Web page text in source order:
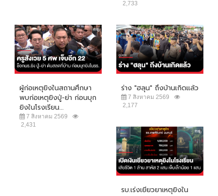
2,733
ผู้ก่อเหตุยิงในสถานศึกษา
พบก่อเหตุยิงปู่-ย่า ก่อนบุก
ยิงในโรงเรียน...
7 สิงหาคม 2569
2,431
ร่าง "ฮลุน" ถึงบ้านเกิดแล้ว
7 สิงหาคม 2569
2,177
รบ.เร่งเยียวยาเหตุยิงใน